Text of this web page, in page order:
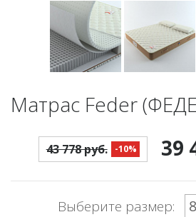
Матрас Feder
43 778 руб. -10% 39
Выберите размер: